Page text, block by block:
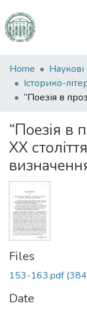
Communities
&
Collections
Statistics
Home
“Поезія в
XX
Files
153-163.pdf
Date